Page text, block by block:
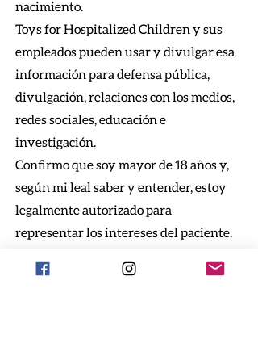
nacimiento.
Toys for Hospitalized Children y sus
empleados pueden usar y divulgar esa
información para defensa pública,
divulgación, relaciones con los medios,
redes sociales, educación e
investigación.
Confirmo que soy mayor de 18 años y,
según mi leal saber y entender, estoy
legalmente autorizado para
representar los intereses del paciente.